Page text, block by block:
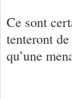
Ce sont
tenteront
qu’une